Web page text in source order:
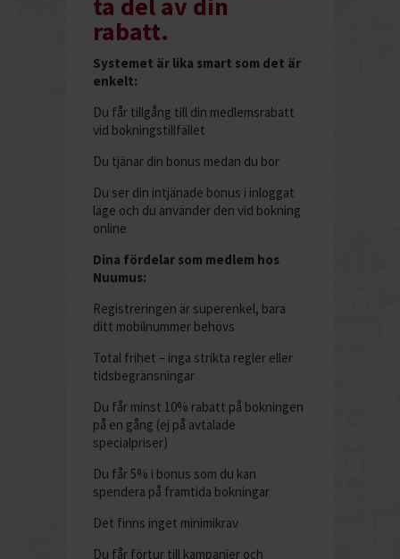
rabatt.
Systemet är lika smart som det är
enkelt:
Du får tillgång till din medlemsrabatt
vid bokningstillfället
Du tjänar din bonus medan du bor
Du ser din intjänade bonus i inloggat
läge och du använder den vid bokning
online
Dina fördelar som medlem hos
Nuumus:
Registreringen är superenkel, bara
ditt mobilnummer behövs
Total frihet – inga strikta regler eller
tidsbegränsningar
Du får minst 10% rabatt på bokningen
på en gång (ej på avtalade
specialpriser)
Du får 5% i bonus som du kan
spendera på framtida bokningar
Det finns inget minimikrav
Du får förtur till kampanjer och